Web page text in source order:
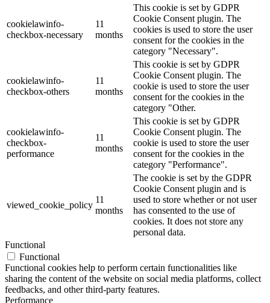
cookielawinfo-
checkbox-necessary
11
months
This cookie is set by GDPR
Cookie Consent plugin. The
cookies is used to store the user
consent for the cookies in the
category "Necessary".
cookielawinfo-
checkbox-others
11
months
This cookie is set by GDPR
Cookie Consent plugin. The
cookie is used to store the user
consent for the cookies in the
category "Other.
cookielawinfo-
checkbox-
performance
11
months
This cookie is set by GDPR
Cookie Consent plugin. The
cookie is used to store the user
consent for the cookies in the
category "Performance".
viewed_cookie_policy
11
months
The cookie is set by the GDPR
Cookie Consent plugin and is
used to store whether or not user
has consented to the use of
cookies. It does not store any
personal data.
Functional
Functional
Functional cookies help to perform certain functionalities like
sharing the content of the website on social media platforms, collect
feedbacks, and other third-party features.
Performance